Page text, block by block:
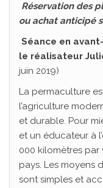
Réservation des
ou achat anticipé
Séance en
le réalisateur
juin 2019)
La permaculture
l’agriculture
et durable. Pour
et un éducateur à
000 kilomètres par
pays. Les moyens
sont simples et